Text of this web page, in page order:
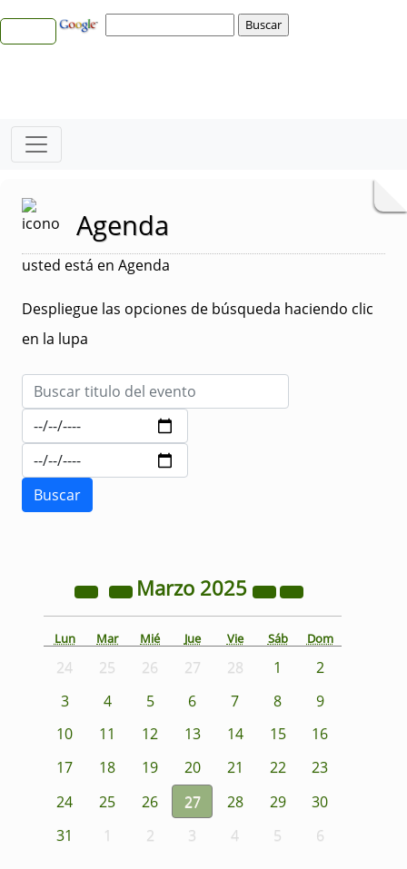
Agenda
usted está en Agenda
Despliegue las opciones de búsqueda haciendo clic
en la lupa
Marzo 2025
Lun Mar Mié Jue Vie Sáb Dom
24 25 26 27 28 1
2
3
4 5 6 7 8
9
10
11 12 13 14 15
16
17
18 19 20 21 22
23
24
25 26 27 28 29
30
31
1 2 3 4 5 6